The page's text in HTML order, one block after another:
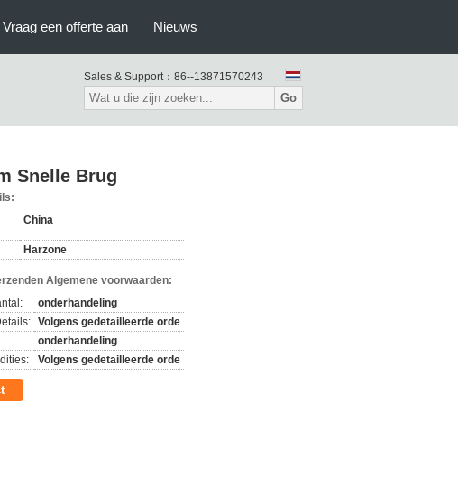
Vraag een offerte aan Nieuws
Sales & Support： 86--13871570243
Go
Snelle Brug
China
Harzone
Algemene voorwaarden:
onderhandeling
Volgens gedetailleerde orde
onderhandeling
Volgens gedetailleerde orde